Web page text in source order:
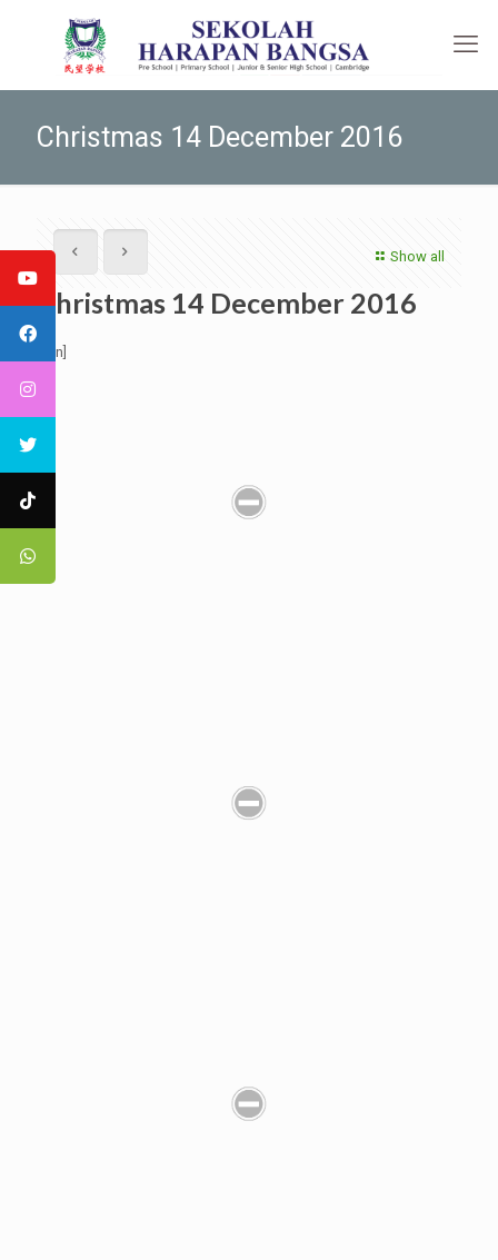
Christmas 14 December 2016
Show all
Christmas 14 December 2016
[:en]